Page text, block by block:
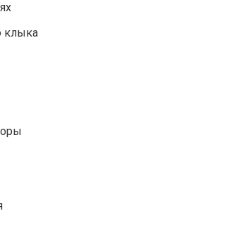
клыка